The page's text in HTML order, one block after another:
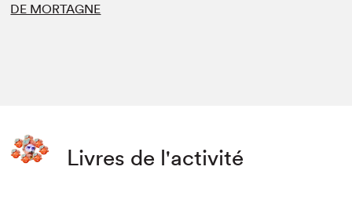
DE MORTAGNE
Livres de l'activité